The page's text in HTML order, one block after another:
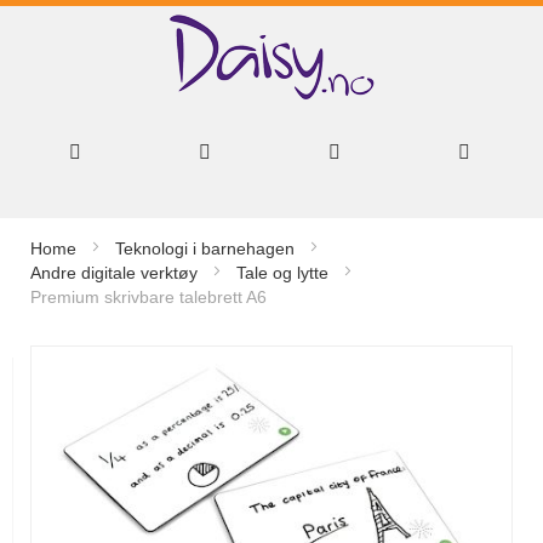
innhold
Home
Teknologi i barnehagen
Andre digitale verktøy
Tale og lytte
Premium skrivbare talebrett A6
bildegalleri